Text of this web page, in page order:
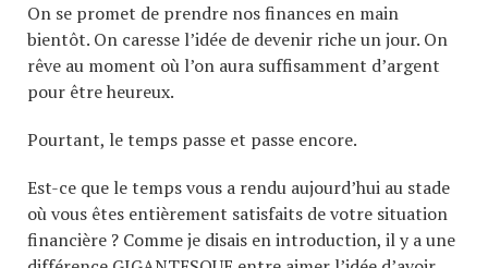
On se promet de prendre nos finances en main
bientôt. On caresse l’idée de devenir riche un jour. On
rêve au moment où l’on aura suffisamment d’argent
pour être heureux.
Pourtant, le temps passe et passe encore.
Est-ce que le temps vous a rendu aujourd’hui au stade
où vous êtes entièrement satisfaits de votre situation
financière ? Comme je disais en introduction, il y a une